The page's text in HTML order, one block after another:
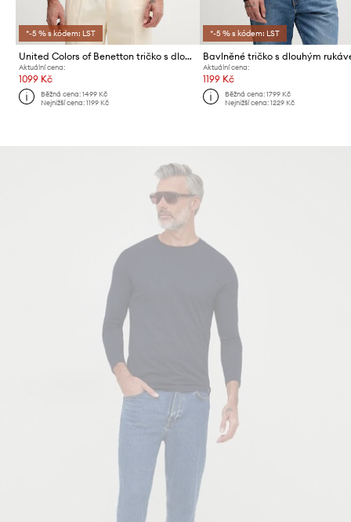
*-5 % s kódem: LST
United Colors of Benetton tričko s dlouhým rukávem pánské s viskózou
Aktuální cena:
1099 Kč
Běžná cena:1499 Kč
Nejnižší cena:1199 Kč
*-5 % s kódem: LST
Aktuální cena:
1199 Kč
Běžná cena: 1799 Kč
Nejnižší cena: 1229 Kč